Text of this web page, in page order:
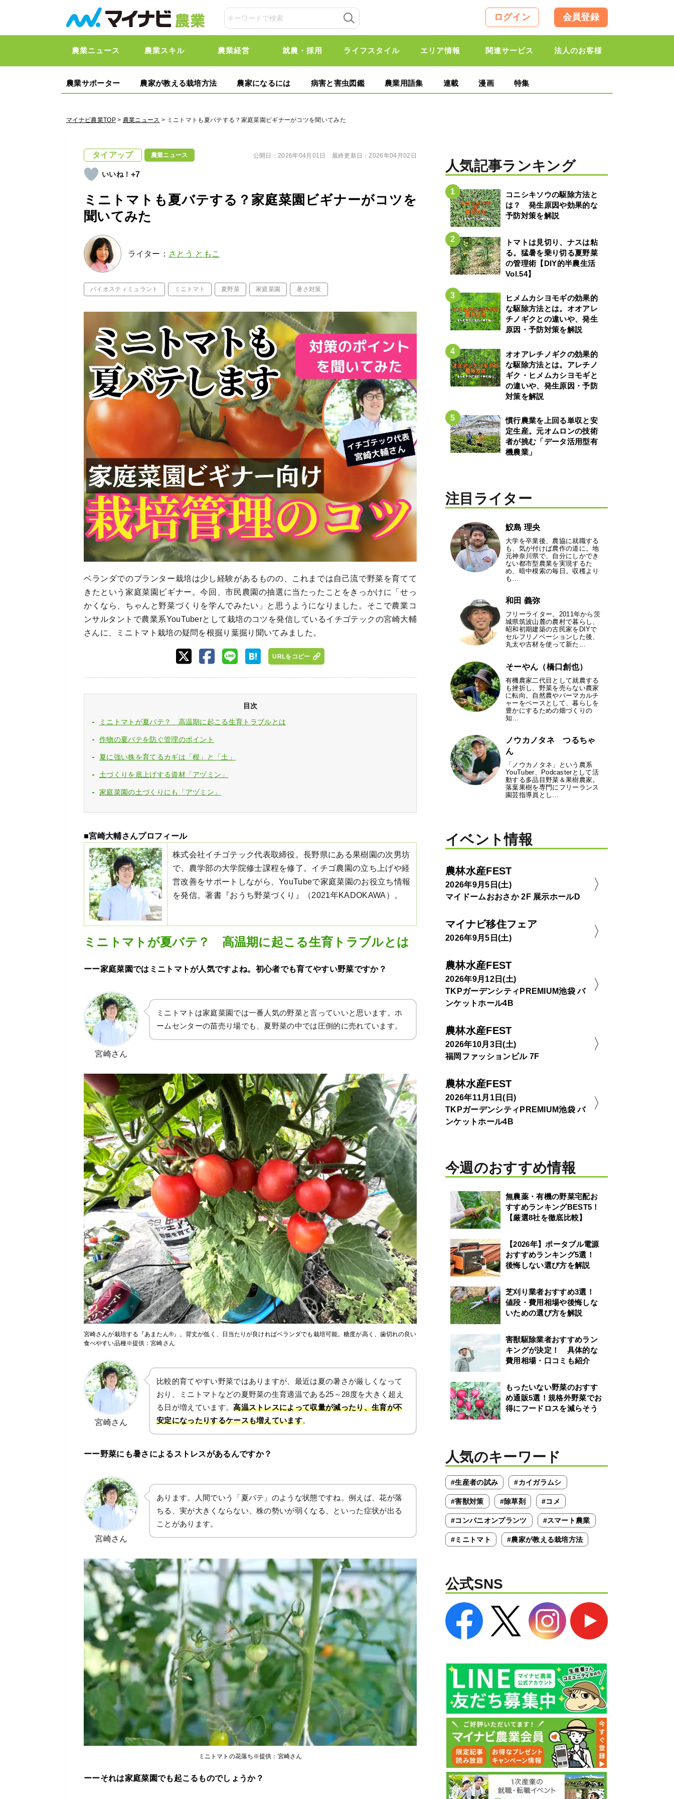
ログイン 会員登録
農業ニュース 農業スキル 農業経営 就農・採用 ライフスタイル エリア情報 関連サービス 法人のお客様
農業サポーター 農家が教える栽培方法 農家になるには 病害と害虫図鑑 農業用語集 連載 漫画 特集
マイナビ農業TOP> 農業ニュース > ミニトマトも夏バテする？家庭菜園ビギナーがコツを聞いてみた
タイアップ 農業ニュース
+7
ミニトマトも夏バテする？家庭菜園ビギナーがコツを
聞いてみた
ライター： さとう ともこ
バイオスティミュラント ミニトマト 夏野菜 家庭菜園 暑さ対策
公開日：2026年04月01日 最終更新日：2026年04月02日
ベランダでのプランター栽培は少し経験があるものの、これまでは自己流で野菜を育てて
きたという家庭菜園ビギナー。今回、市民農園の抽選に当たったことをきっかけに「せっ
かくなら、ちゃんと野菜づくりを学んでみたい」と思うようになりました。そこで農業コ
ンサルタントで農業系YouTuberとして栽培のコツを発信しているイチゴテックの宮崎大輔
さんに、ミニトマト栽培の疑問を根掘り葉掘り聞いてみました。
URLをコピー
目次
ミニトマトが夏バテ？ 高温期に起こる生育トラブルとは
作物の夏バテを防ぐ管理のポイント
夏に強い株を育てるカギは「根」と「土」
土づくりを底上げする資材「アヅミン」
家庭菜園の土づくりにも「アヅミン」
■宮崎大輔さんプロフィール
株式会社イチゴテック代表取締役。長野県にある果樹園の次男坊
で、農学部の大学院修士課程を修了。イチゴ農園の立ち上げや経
営改善をサポートしながら、YouTubeで家庭菜園のお役立ち情報
を発信。著書『おうち野菜づくり』（2021年KADOKAWA）。
ミニトマトが夏バテ？ 高温期に起こる生育トラブルとは
ーー家庭菜園ではミニトマトが人気ですよね。初心者でも育てやすい野菜ですか？
宮崎さん
ミニトマトは家庭菜園では一番人気の野菜と言っていいと思います。ホ
ームセンターの苗売り場でも、夏野菜の中では圧倒的に売れています。
宮崎さんが栽培する『あまたん®』。背丈が低く、日当たりが良ければベランダでも栽培可能。糖度が高く、歯切れの良い
食べやすい品種※提供：宮崎さん
宮崎さん
比較的育てやすい野菜ではありますが、最近は夏の暑さが厳しくなって
おり、ミニトマトなどの夏野菜の生育適温である25～28度を大きく超え
る日が増えています。高温ストレスによって収量が減ったり、生育が不
安定になったりするケースも増えています。
ーー野菜にも暑さによるストレスがあるんですか？
宮崎さん
あります。人間でいう「夏バテ」のような状態ですね。例えば、花が落
ちる、実が大きくならない、株の勢いが弱くなる、といった症状が出る
ことがあります。
ミニトマトの花落ち※提供：宮崎さん
ーーそれは家庭菜園でも起こるものでしょうか？
人気記事ランキング
コニシキソウの駆除方法と
は？ 発生原因や効果的な
予防対策を解説
トマトは見切り、ナスは粘
る。猛暑を乗り切る夏野菜
の管理術【DIY的半農生活
Vol.54】
ヒメムカシヨモギの効果的
な駆除方法とは。オオアレ
チノギクとの違いや、発生
原因・予防対策を解説
オオアレチノギクの効果的
な駆除方法とは。アレチノ
ギク・ヒメムカシヨモギと
の違いや、発生原因・予防
対策を解説
慣行農業を上回る単収と安
定生産。元オムロンの技術
者が挑む「データ活用型有
機農業」
注目ライター
鮫島 理央
大学を卒業後、農協に就職する
も、気が付けば農作の道に。地
元神奈川県で、自分にしかでき
ない都市型農業を実現するた
め、暗中模索の毎日。収穫より
も…
和田 義弥
フリーライター。2011年から茨
城県筑波山麓の農村で暮らし、
昭和初期建築の古民家をDIYで
セルフリノベーションした後、
丸太や古材を使って新た…
そーやん（橋口創也）
有機農家二代目として就農する
も挫折し、野菜を売らない農家
に転向。自然農やパーマカルチ
ャーをベースとして、暮らしを
豊かにするための畑づくりの
知…
ノウカノタネ つるちゃ
ん
「ノウカノタネ」という農系
YouTuber、Podcasterとして活
動する多品目野菜＆果樹農家。
落葉果樹を専門にフリーランス
園芸指導員とし…
イベント情報
農林水産FEST
2026年9月5日(土)
マイドームおおさか 2F 展示ホールD
マイナビ移住フェア
2026年9月5日(土)
農林水産FEST
2026年9月12日(土)
TKPガーデンシティPREMIUM池袋 バ
ンケットホール4B
農林水産FEST
2026年10月3日(土)
福岡ファッションビル 7F
農林水産FEST
2026年11月1日(日)
TKPガーデンシティPREMIUM池袋 バ
ンケットホール4B
今週のおすすめ情報
無農薬・有機の野菜宅配お
すすめランキングBEST5！
【厳選8社を徹底比較】
【2026年】ポータブル電源
おすすめランキング5選！
後悔しない選び方を解説
芝刈り業者おすすめ3選！
値段・費用相場や後悔しな
いための選び方を解説
害獣駆除業者おすすめラン
キングが決定！ 具体的な
費用相場・口コミも紹介
もったいない野菜のおすす
め通販5選！規格外野菜でお
得にフードロスを減らそう
人気のキーワード
#生産者の試み #カイガラムシ
#害獣対策 #除草剤 #コメ
#コンパニオンプランツ #スマート農業
#ミニトマト #農家が教える栽培方法
公式SNS